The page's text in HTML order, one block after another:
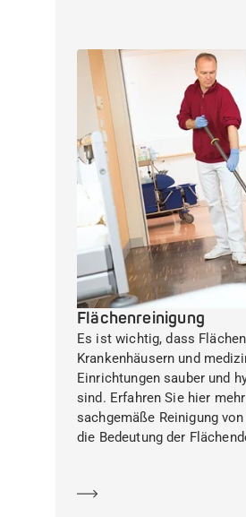
Flächenreinigung
Es ist wichtig, dass
Krankenhäusern und
Einrichtungen sauber und
sind. Erfahren Sie hier
sachgemäße Reinigung von
die Bedeutung der